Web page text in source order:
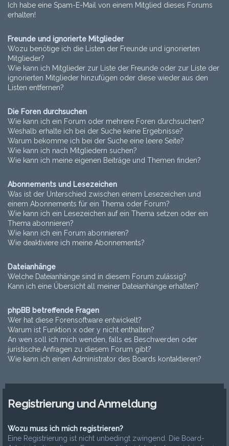
Ich habe eine Spam-E-Mail von einem Mitglied dieses Forums
erhalten!
Freunde und ignorierte Mitglieder
Wozu benötige ich die Listen der Freunde und ignorierten
Mitglieder?
Wie kann ich Mitglieder zur Liste der Freunde oder zur Liste der
ignorierten Mitglieder hinzufügen oder diese wieder aus den
Listen entfernen?
Die Foren durchsuchen
Wie kann ich ein Forum oder mehrere Foren durchsuchen?
Weshalb erhalte ich bei der Suche keine Ergebnisse?
Warum bekomme ich bei der Suche eine leere Seite?
Wie kann ich nach Mitgliedern suchen?
Wie kann ich meine eigenen Beiträge und Themen finden?
Abonnements und Lesezeichen
Was ist der Unterschied zwischen einem Lesezeichen und
einem Abonnements für ein Thema oder Forum?
Wie kann ich ein Lesezeichen auf ein Thema setzen oder ein
Thema abonnieren?
Wie kann ich ein Forum abonnieren?
Wie deaktiviere ich meine Abonnements?
Dateianhänge
Welche Dateianhänge sind in diesem Forum zulässig?
Kann ich eine Übersicht all meiner Dateianhänge erhalten?
phpBB betreffende Fragen
Wer hat diese Forensoftware entwickelt?
Warum ist Funktion x oder y nicht enthalten?
An wen soll ich mich wenden, falls es Beschwerden oder
juristische Anfragen zu diesem Forum gibt?
Wie kann ich einen Administrator des Boards kontaktieren?
Registrierung und Anmeldung
Wozu muss ich mich registrieren?
Eine Registrierung ist nicht unbedingt zwingend. Die Board-